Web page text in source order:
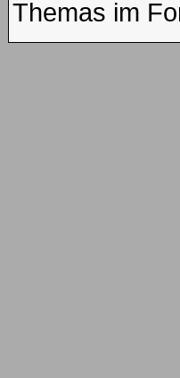
Themas im